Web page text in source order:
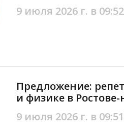
9 июля 2026 г. в 09:52
Предложение:
и физике в
9 июля 2026 г. в 09:51